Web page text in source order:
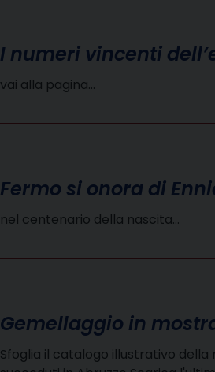
I numeri vincenti
vai alla pagina…
Fermo si onora di
nel centenario della nascita…
Gemellaggio in
Sfoglia il catalogo illustrativo